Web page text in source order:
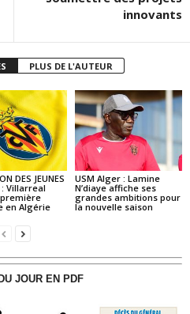
innovants
PLUS DE L'AUTEUR
DES JEUNES
: Villarreal
en Algérie
USM Alger : Lamine
N’diaye affiche ses
grandes ambitions pour
la nouvelle saison
JOUR EN PDF